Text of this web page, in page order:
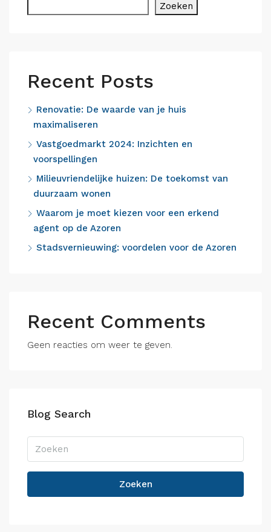
Zoeken
Recent Posts
Renovatie: De waarde van je huis
maximaliseren
Vastgoedmarkt 2024: Inzichten en
voorspellingen
Milieuvriendelijke huizen: De toekomst van
duurzaam wonen
Waarom je moet kiezen voor een erkend
agent op de Azoren
Stadsvernieuwing: voordelen voor de Azoren
Recent Comments
Geen reacties om weer te geven.
Blog Search
Zoeken